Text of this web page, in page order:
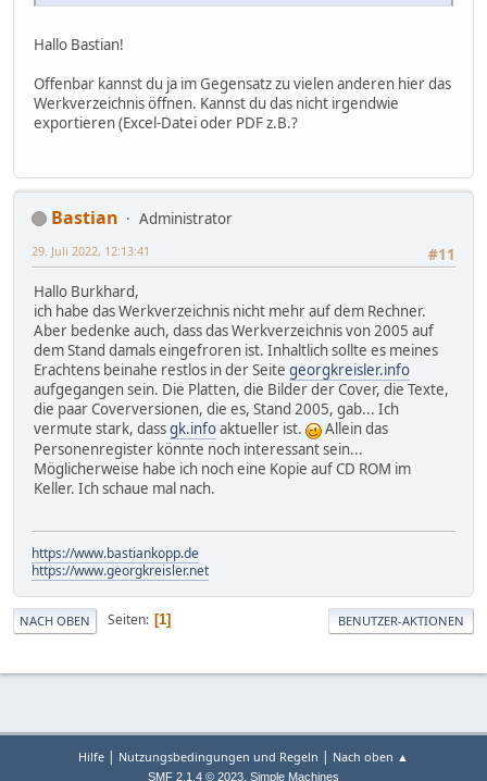
Hallo Bastian!
Offenbar kannst du ja im Gegensatz zu vielen anderen hier das
Werkverzeichnis öffnen. Kannst du das nicht irgendwie
exportieren (Excel-Datei oder PDF z.B.?
Bastian
Administrator
#11
29. Juli 2022, 12:13:41
Hallo Burkhard,
ich habe das Werkverzeichnis nicht mehr auf dem Rechner.
Aber bedenke auch, dass das Werkverzeichnis von 2005 auf
dem Stand damals eingefroren ist. Inhaltlich sollte es meines
Erachtens beinahe restlos in der Seite georgkreisler.info
aufgegangen sein. Die Platten, die Bilder der Cover, die Texte,
die paar Coverversionen, die es, Stand 2005, gab... Ich
vermute stark, dassgk.infoaktueller ist.
Allein das
Personenregister könnte noch interessant sein...
Möglicherweise habe ich noch eine Kopie auf CD ROM im
Keller. Ich schaue mal nach.
https://www.bastiankopp.de
https://www.georgkreisler.net
NACH OBEN Seiten 1 BENUTZER-AKTIONEN
Hilfe | Nutzungsbedingungen und Regeln | Nach oben ▲
SMF 2.1.4 © 2023, Simple Machines